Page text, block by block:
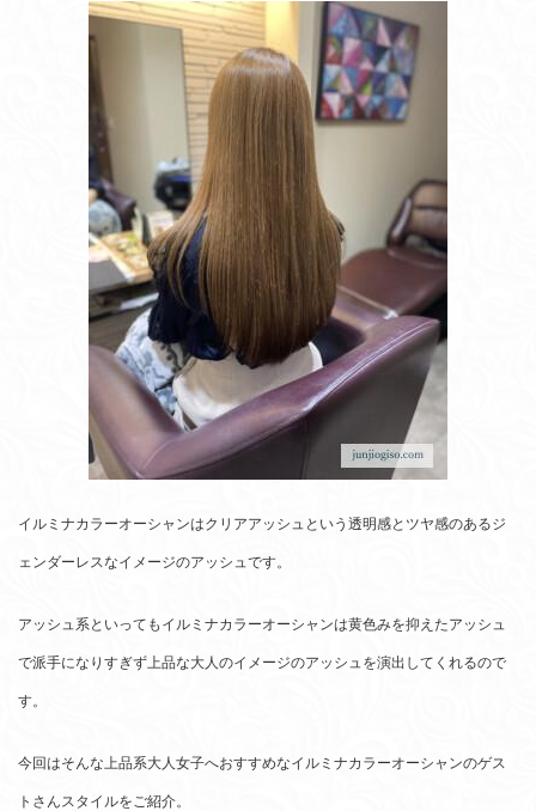
イルミナカラーオーシャンはクリアアッシュという透明感とツヤ感のあるジ
ェンダーレスなイメージのアッシュです。
アッシュ系といってもイルミナカラーオーシャンは黄色みを抑えたアッシュ
で派手になりすぎず上品な大人のイメージのアッシュを演出してくれるので
す。
今回はそんな上品系大人女子へおすすめなイルミナカラーオーシャンのゲス
トさんスタイルをご紹介。